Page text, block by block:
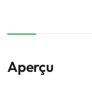
Aperçu